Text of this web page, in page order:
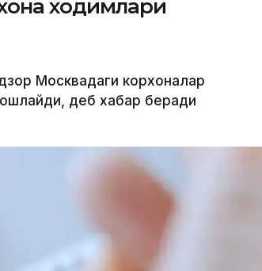
ходимлари
Москвадаги корхоналар
деб хабар беради